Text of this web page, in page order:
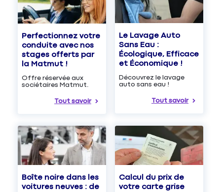
Perfectionnez votre
conduite avec nos
stages offerts par
la Matmut !
Offre réservée aux
sociétaires Matmut.
Tout savoir
Le Lavage Auto
Sans Eau :
Écologique, Efficace
et Économique !
Découvrez le lavage
auto sans eau !
Tout savoir
Boîte noire dans les
voitures neuves : de
Calcul du prix de
votre carte grise